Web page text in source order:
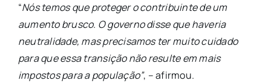
“Nós temos que proteger o contribuinte de um
aumento brusco. O governo disse que haveria
neutralidade, mas precisamos ter muito cuidado
para que essa transição não resulte em mais
impostos para a população”, – afirmou.